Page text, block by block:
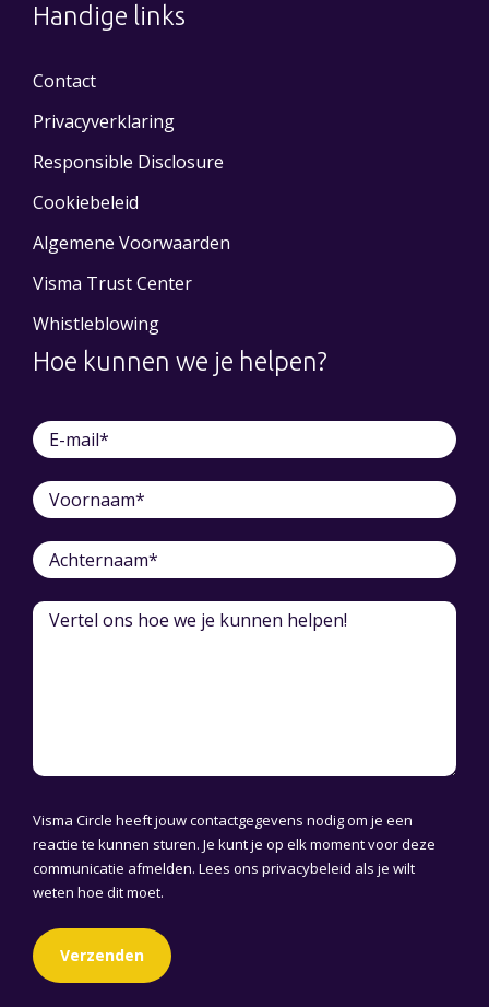
Handige links
Contact
Privacyverklaring
Responsible Disclosure
Cookiebeleid
Algemene Voorwaarden
Visma Trust Center
Whistleblowing
Hoe kunnen we je helpen?
Visma Circle heeft jouw contactgegevens nodig om je een
reactie te kunnen sturen. Je kunt je op elk moment voor deze
communicatie afmelden. Lees ons privacybeleid als je wilt
weten hoe dit moet.